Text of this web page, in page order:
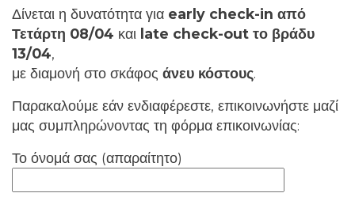
Δίνεται η δυνατότητα για early check-in από
Τετάρτη 08/04 και late check-out το βράδυ
13/04,
με διαμονή στο σκάφος άνευ κόστους.
Παρακαλούμε εάν ενδιαφέρεστε, επικοινωνήστε μαζί
μας συμπληρώνοντας τη φόρμα επικοινωνίας:
Το όνομά σας (απαραίτητο)